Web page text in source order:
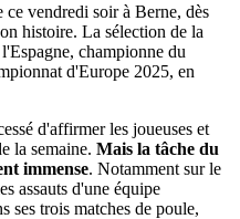
vendredi soir à Berne, dès
histoire. La sélection de la
championne du
d'Europe 2025, en
d'affirmer les joueuses et
la semaine. Mais la tâche du
immense. Notamment sur le
assauts d'une équipe
ses trois matches de poule,